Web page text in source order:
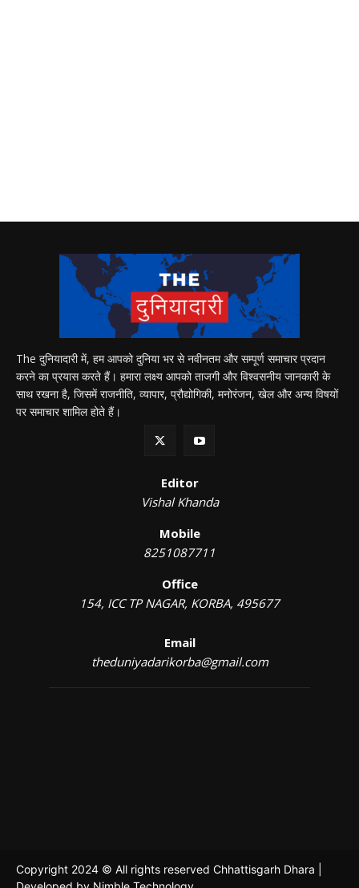
The दुनियादारी में, हम आपको दुनिया भर से नवीनतम और सम्पूर्ण समाचार प्रदान
करने का प्रयास करते हैं। हमारा लक्ष्य आपको ताजगी और विश्वसनीय जानकारी के
साथ रखना है, जिसमें राजनीति, व्यापार, प्रौद्योगिकी, मनोरंजन, खेल और अन्य विषयों
पर समाचार शामिल होते हैं।
Editor
Vishal Khanda
Mobile
8251087711
Office
154, ICC TP NAGAR, KORBA, 495677
Email
theduniyadarikorba@gmail.com
Copyright 2024 © All rights reserved Chhattisgarh Dhara |